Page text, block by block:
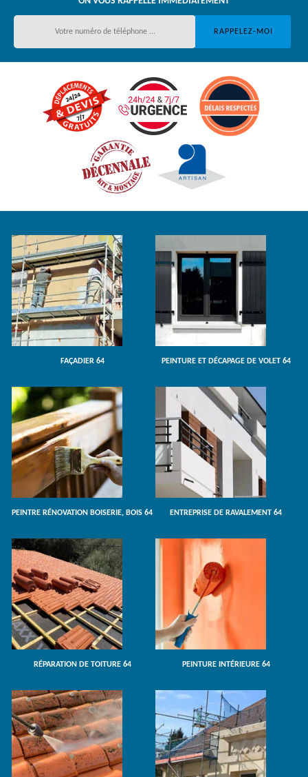
FAÇADIER 64 PEINTURE ET DÉCAPAGE DE VOLET 64
PEINTRE RÉNOVATION BOISERIE, BOIS 64 ENTREPRISE DE RAVALEMENT 64
RÉPARATION DE TOITURE 64 PEINTURE INTÉRIEURE 64